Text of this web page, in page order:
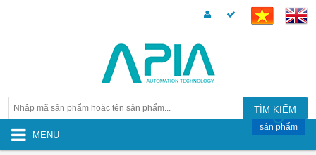
TÌM KIẾM
MENU
sản phẩm